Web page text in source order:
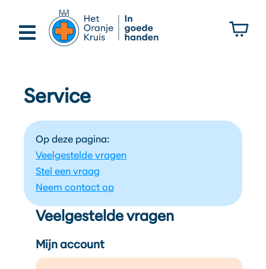
Service
Op deze pagina:
Veelgestelde vragen
Stel een vraag
Neem contact op
Veelgestelde vragen
Mijn account